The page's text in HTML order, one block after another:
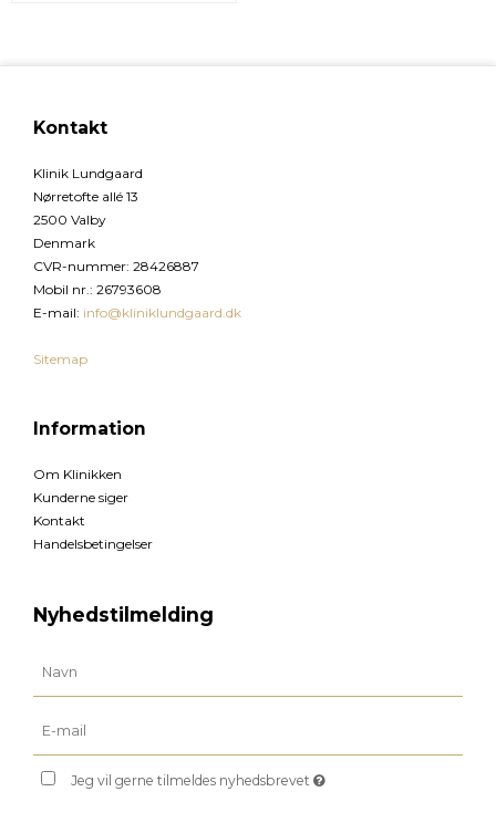
Kontakt
Klinik Lundgaard
Nørretofte allé 13
2500 Valby
Denmark
CVR-nummer: 28426887
Mobil nr.: 26793608
E-mail: info@kliniklundgaard.dk
Sitemap
Information
Om Klinikken
Kunderne siger
Kontakt
Handelsbetingelser
Nyhedstilmelding
Jeg vil gerne tilmeldes nyhedsbrevet